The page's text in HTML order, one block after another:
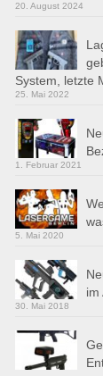
20. August 2024
System, letzte
25. Mai 2022
1. Februar 2021
5. Mai 2020
im
30. Mai 2018